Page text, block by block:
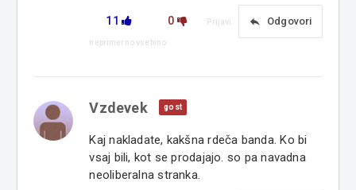
11 0 reply Odgovori
Prijavi
neprimerno vsebino
Vzdevek gost
Kaj nakladate, kakšna rdeča banda. Ko bi
vsaj bili, kot se prodajajo. so pa navadna
neoliberalna stranka.